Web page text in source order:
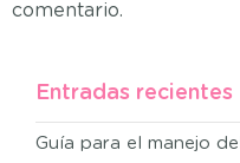
comentario.
Entradas recientes
Guía para el manejo